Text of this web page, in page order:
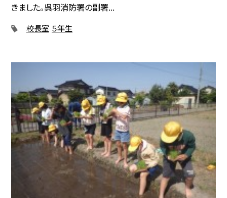
きました。呉羽消防署の副署...
校長室 ５年生